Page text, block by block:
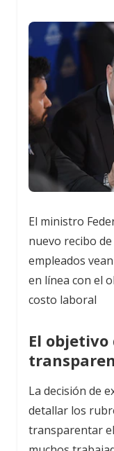
El ministro
nuevo recibo
empleados
en línea con el
costo laboral
El
La decisión de
detallar los
transparentar